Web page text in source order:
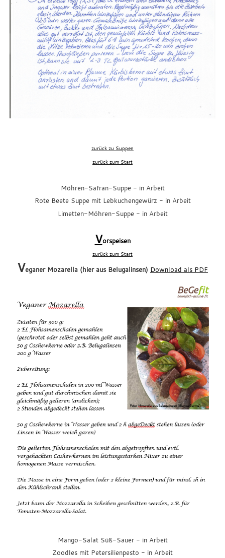
zurück zu Suppen
zurück zum Start
Möhren-Safran-Suppe - in Arbeit
Rote Beete Suppe mit Lebkuchengewürz - in Arbeit
Limetten-Möhren-Suppe - in Arbeit
Vorspeisen
zurück zum Start
Veganer Mozarella (hier aus Belugalinsen) Download als PDF
Mango-Salat Süß-Sauer - in Arbeit
Zoodles mit Petersilienpesto - in Arbeit